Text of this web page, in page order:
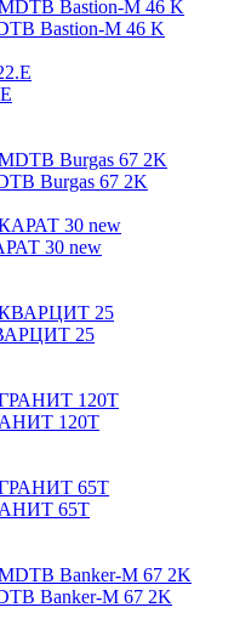
Bastion-M 46 K
Burgas 67 2K
30 new
25
120Т
65Т
Banker-M 67 2K